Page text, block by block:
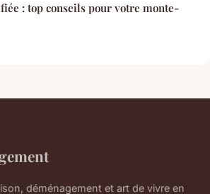
: top conseils pour votre monte-
déménagement et art de vivre en